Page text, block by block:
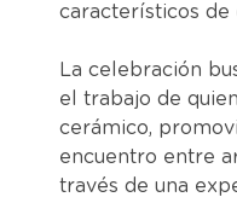
característicos de
La celebración
el trabajo de
cerámico,
encuentro entre
través de una